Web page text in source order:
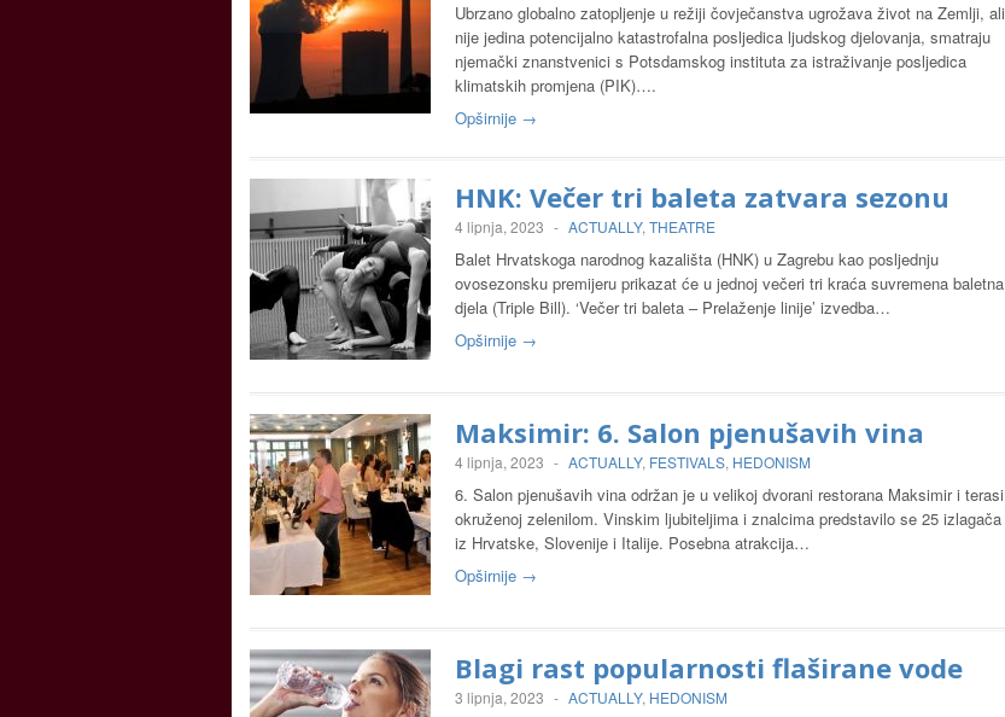
Ubrzano globalno zatopljenje u režiji čovječanstva ugrožava život na Zemlji, ali
nije jedina potencijalno katastrofalna posljedica ljudskog djelovanja, smatraju
njemački znanstvenici s Potsdamskog instituta za istraživanje posljedica
klimatskih promjena (PIK)….
Opširnije →
HNK: Večer tri baleta zatvara sezonu
4 lipnja, 2023 - ACTUALLY, THEATRE
Balet Hrvatskoga narodnog kazališta (HNK) u Zagrebu kao posljednju
ovosezonsku premijeru prikazat će u jednoj večeri tri kraća suvremena baletna
djela (Triple Bill). ‘Večer tri baleta – Prelaženje linije’ izvedba…
Opširnije →
Maksimir: 6. Salon pjenušavih vina
4 lipnja, 2023 - ACTUALLY, FESTIVALS, HEDONISM
6. Salon pjenušavih vina održan je u velikoj dvorani restorana Maksimir i terasi
okruženoj zelenilom. Vinskim ljubiteljima i znalcima predstavilo se 25 izlagača
iz Hrvatske, Slovenije i Italije. Posebna atrakcija…
Opširnije →
Blagi rast popularnosti flaširane vode
3 lipnja, 2023 - ACTUALLY, HEDONISM